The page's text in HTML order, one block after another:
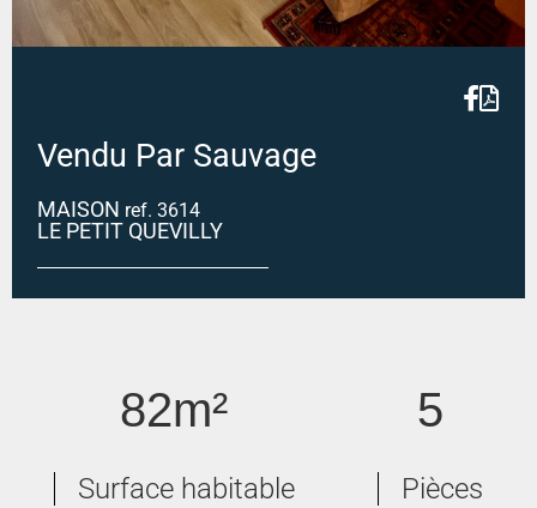
Vendu Par Sauvage
MAISON ref. 3614
LE PETIT QUEVILLY
82m²
Surface habitable
5
Pièces